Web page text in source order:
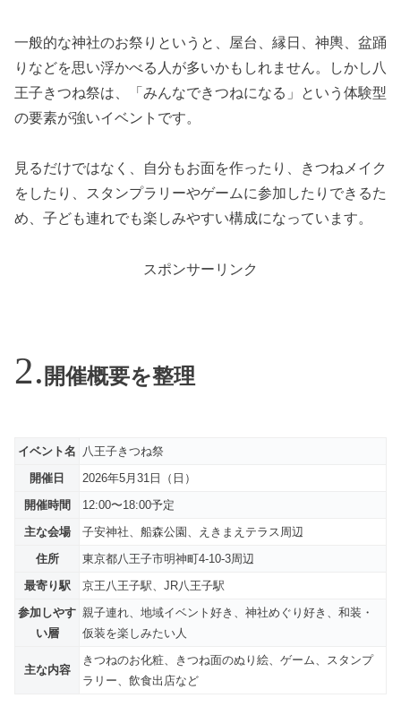
一般的な神社のお祭りというと、屋台、縁日、神輿、盆踊
りなどを思い浮かべる人が多いかもしれません。しかし八
王子きつね祭は、「みんなできつねになる」という体験型
の要素が強いイベントです。
見るだけではなく、自分もお面を作ったり、きつねメイク
をしたり、スタンプラリーやゲームに参加したりできるた
め、子ども連れでも楽しみやすい構成になっています。
スポンサーリンク
開催概要を整理
イベント名 八王子きつね祭
開催日
2026年5月31日（日）
開催時間
12:00〜18:00予定
主な会場
子安神社、船森公園、えきまえテラス周辺
住所
東京都八王子市明神町4-10-3周辺
最寄り駅
京王八王子駅、JR八王子駅
参加しやす
い層
親子連れ、地域イベント好き、神社めぐり好き、和装・
仮装を楽しみたい人
主な内容
きつねのお化粧、きつね面のぬり絵、ゲーム、スタンプ
ラリー、飲食出店など